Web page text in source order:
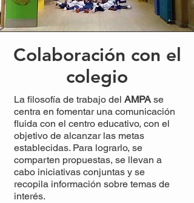
Colaboración con el
colegio
La filosofía de trabajo del AMPA se
centra en fomentar una comunicación
fluida con el centro educativo, con el
objetivo de alcanzar las metas
establecidas. Para lograrlo, se
comparten propuestas, se llevan a
cabo iniciativas conjuntas y se
recopila información sobre temas de
interés.